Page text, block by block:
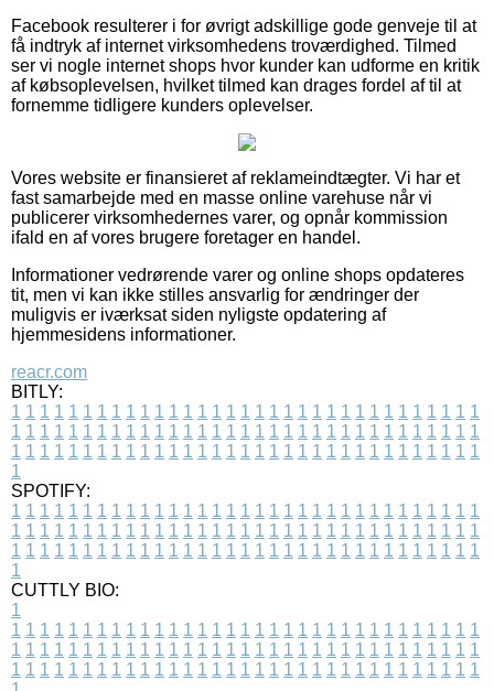
Facebook resulterer i for øvrigt adskillige gode genveje til at
få indtryk af internet virksomhedens troværdighed. Tilmed
ser vi nogle internet shops hvor kunder kan udforme en kritik
af købsoplevelsen, hvilket tilmed kan drages fordel af til at
fornemme tidligere kunders oplevelser.
Vores website er finansieret af reklameindtægter. Vi har et
fast samarbejde med en masse online varehuse når vi
publicerer virksomhedernes varer, og opnår kommission
ifald en af vores brugere foretager en handel.
Informationer vedrørende varer og online shops opdateres
tit, men vi kan ikke stilles ansvarlig for ændringer der
muligvis er iværksat siden nyligste opdatering af
hjemmesidens informationer.
reacr.com
BITLY:
1 1 1 1 1 1 1 1 1 1 1 1 1 1 1 1 1 1 1 1 1 1 1 1 1 1 1 1 1 1 1 1 1
1 1 1 1 1 1 1 1 1 1 1 1 1 1 1 1 1 1 1 1 1 1 1 1 1 1 1 1 1 1 1 1 1
1 1 1 1 1 1 1 1 1 1 1 1 1 1 1 1 1 1 1 1 1 1 1 1 1 1 1 1 1 1 1 1 1
1
SPOTIFY:
1 1 1 1 1 1 1 1 1 1 1 1 1 1 1 1 1 1 1 1 1 1 1 1 1 1 1 1 1 1 1 1 1
1 1 1 1 1 1 1 1 1 1 1 1 1 1 1 1 1 1 1 1 1 1 1 1 1 1 1 1 1 1 1 1 1
1 1 1 1 1 1 1 1 1 1 1 1 1 1 1 1 1 1 1 1 1 1 1 1 1 1 1 1 1 1 1 1 1
1
CUTTLY BIO:
1
1 1 1 1 1 1 1 1 1 1 1 1 1 1 1 1 1 1 1 1 1 1 1 1 1 1 1 1 1 1 1 1 1
1 1 1 1 1 1 1 1 1 1 1 1 1 1 1 1 1 1 1 1 1 1 1 1 1 1 1 1 1 1 1 1 1
1 1 1 1 1 1 1 1 1 1 1 1 1 1 1 1 1 1 1 1 1 1 1 1 1 1 1 1 1 1 1 1 1